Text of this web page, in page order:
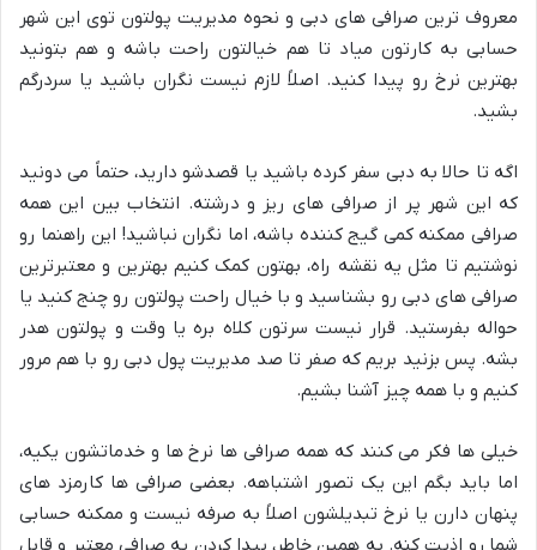
معروف ترین صرافی های دبی و نحوه مدیریت پولتون توی این شهر
حسابی به کارتون میاد تا هم خیالتون راحت باشه و هم بتونید
بهترین نرخ رو پیدا کنید. اصلاً لازم نیست نگران باشید یا سردرگم
بشید.
اگه تا حالا به دبی سفر کرده باشید یا قصدشو دارید، حتماً می دونید
که این شهر پر از صرافی های ریز و درشته. انتخاب بین این همه
صرافی ممکنه کمی گیج کننده باشه، اما نگران نباشید! این راهنما رو
نوشتیم تا مثل یه نقشه راه، بهتون کمک کنیم بهترین و معتبرترین
صرافی های دبی رو بشناسید و با خیال راحت پولتون رو چنج کنید یا
حواله بفرستید. قرار نیست سرتون کلاه بره یا وقت و پولتون هدر
بشه. پس بزنید بریم که صفر تا صد مدیریت پول دبی رو با هم مرور
کنیم و با همه چیز آشنا بشیم.
خیلی ها فکر می کنند که همه صرافی ها نرخ ها و خدماتشون یکیه،
اما باید بگم این یک تصور اشتباهه. بعضی صرافی ها کارمزد های
پنهان دارن یا نرخ تبدیلشون اصلاً به صرفه نیست و ممکنه حسابی
شما رو اذیت کنه. به همین خاطر، پیدا کردن یه صرافی معتبر و قابل